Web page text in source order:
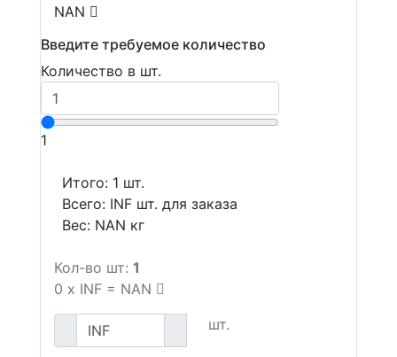
NAN
Введите требуемое количество
Количество в шт.
1
Итого: 1 шт.
Всего: INF шт. для заказа
Вес: NAN кг
Кол-во шт: 1
0 x INF = NAN
шт.